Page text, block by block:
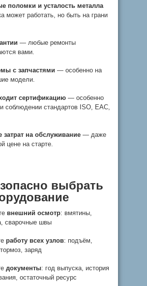
поломки и усталость металла
может работать, но быть на грани
— любые ремонты
вами.
с запчастями — особенно на
модели.
сертификацию — особенно
соблюдении стандартов ISO, EAC,
затрат на обслуживание — даже
цене на старте.
выбрать
внешний осмотр: вмятины,
сварочные швы
работу всех узлов: подъём,
заряд
документы: год выпуска, история
остаточный ресурс